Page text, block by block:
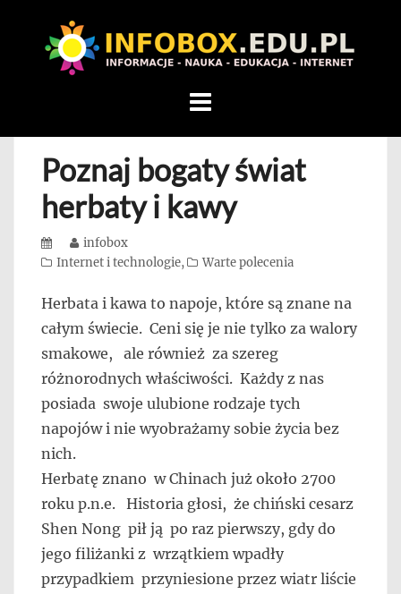
WITAMY
INFOBOX
INFORMACYJNY
STRON
blogu
przedstawiamy
przedsiębiorców,
rozwijając
innych
przedsiębiorczości
Poznaj bogaty świat
herbaty i kawy
Posted
on
Author
infobox
Categories
Internet i technologie, Warte polecenia
Herbata i kawa to napoje, które są znane na
całym świecie. Ceni się je nie tylko za walory
smakowe, ale również za szereg
różnorodnych właściwości. Każdy z nas
posiada swoje ulubione rodzaje tych
napojów i nie wyobrażamy sobie życia bez
nich.
Herbatę znano w Chinach już około 2700
roku p.n.e. Historia głosi, że chiński cesarz
Shen Nong pił ją po raz pierwszy, gdy do
jego filiżanki z wrzątkiem wpadły
przypadkiem przyniesione przez wiatr liście